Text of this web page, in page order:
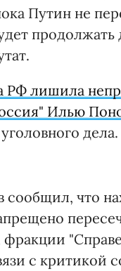
Путин не
продолжать
РФ лишила
Илью
дела.
сообщил, что
фракции
с критикой